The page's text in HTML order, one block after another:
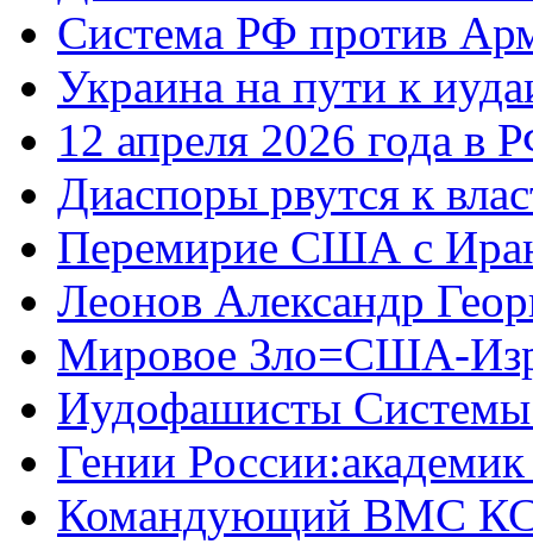
Система РФ против
Украина на пути к
12 апреля 2026 года в
Диаспоры рвутся к
Перемирие США с
Леонов Александр
Мировое Зло=США-
Иудофашисты
Гении
Командующий ВМС